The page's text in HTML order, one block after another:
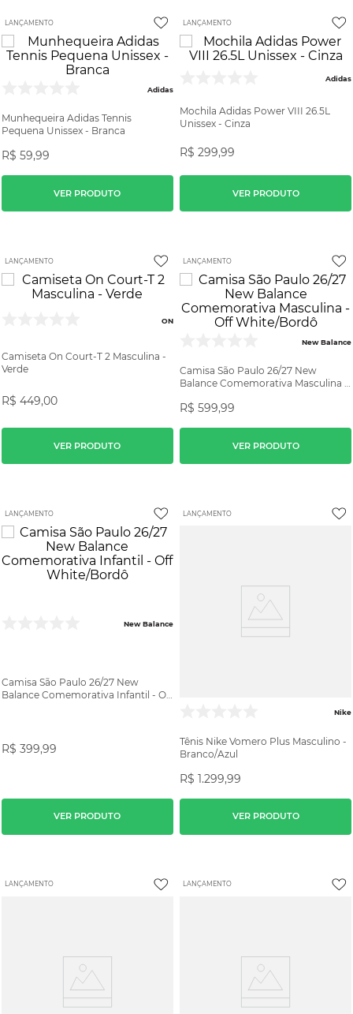
LANÇAMENTO
Adidas
Munhequeira Adidas Tennis
Pequena Unissex - Branca
R$ 59,99
VER PRODUTO
LANÇAMENTO
Adidas
Mochila Adidas Power VIII 26.5L
Unissex - Cinza
R$ 299,99
VER PRODUTO
LANÇAMENTO
ON
Camiseta On Court-T 2 Masculina -
Verde
R$ 449,00
VER PRODUTO
LANÇAMENTO
New Balance
Camisa São Paulo 26/27 New
Balance Comemorativa Masculina -
R$ 599,99
VER PRODUTO
LANÇAMENTO
New Balance
Camisa São Paulo 26/27 New
Balance Comemorativa Infantil - Off
R$ 399,99
VER PRODUTO
LANÇAMENTO
Nike
Tênis Nike Vomero Plus Masculino -
Branco/Azul
R$ 1.299,99
VER PRODUTO
LANÇAMENTO LANÇAMENTO